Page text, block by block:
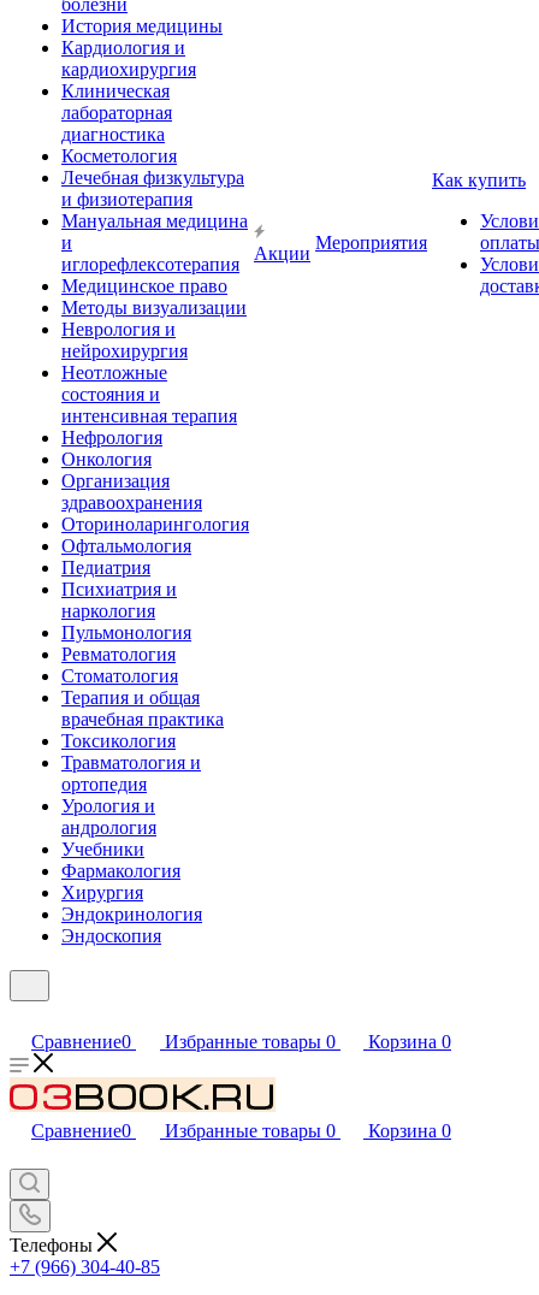
болезни
История медицины
Кардиология и
кардиохирургия
Клиническая
лабораторная
диагностика
Косметология
Лечебная физкультура
и физиотерапия
Мануальная медицина
и
иглорефлексотерапия
Медицинское право
Методы визуализации
Неврология и
нейрохирургия
Неотложные
состояния и
интенсивная терапия
Нефрология
Онкология
Организация
здравоохранения
Оториноларингология
Офтальмология
Педиатрия
Психиатрия и
наркология
Пульмонология
Ревматология
Стоматология
Терапия и общая
врачебная практика
Токсикология
Травматология и
ортопедия
Урология и
андрология
Учебники
Фармакология
Хирургия
Эндокринология
Эндоскопия
Акции
Мероприятия
Как купить
оплаты
Сравнение0 Избранные товары 0 Корзина 0
Сравнение0 Избранные товары 0 Корзина 0
Телефоны
+7 (966) 304-40-85